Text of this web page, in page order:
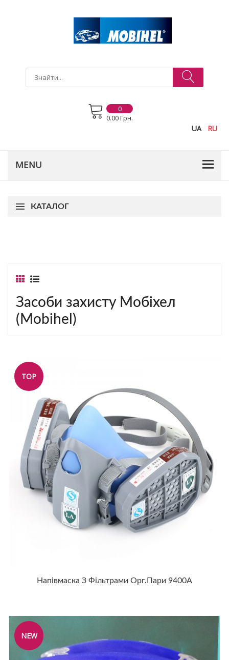
0
0.00 Грн.
UA RU
КАТАЛОГ
Засоби захисту Мобіхел
(Mobihel)
TOP
Напівмаска З Фільтрами Орг.пари 9400А
NEW